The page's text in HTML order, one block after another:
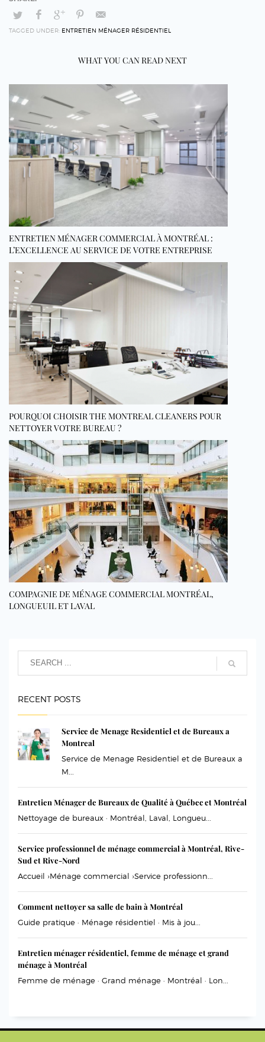
TAGGED UNDER: ENTRETIEN MÉNAGER RÉSIDENTIEL
WHAT YOU CAN READ NEXT
ENTRETIEN MÉNAGER COMMERCIAL À MONTRÉAL :
L’EXCELLENCE AU SERVICE DE VOTRE ENTREPRISE
POURQUOI CHOISIR THE MONTREAL CLEANERS POUR
NETTOYER VOTRE BUREAU ?
COMPAGNIE DE MÉNAGE COMMERCIAL MONTRÉAL,
LONGUEUIL ET LAVAL
RECENT POSTS
Service de Menage Residentiel et de Bureaux a
Montreal
Service de Menage Residentiel et de Bureaux a
M...
Entretien Ménager de Bureaux de Qualité à Québec et Montréal
Nettoyage de bureaux · Montréal, Laval, Longueu...
Service professionnel de ménage commercial à Montréal, Rive-
Sud et Rive-Nord
Accueil ›Ménage commercial ›Service professionn...
Comment nettoyer sa salle de bain à Montréal
Guide pratique · Ménage résidentiel · Mis à jou...
Entretien ménager résidentiel, femme de ménage et grand
ménage à Montréal
Femme de ménage · Grand ménage · Montréal · Lon...